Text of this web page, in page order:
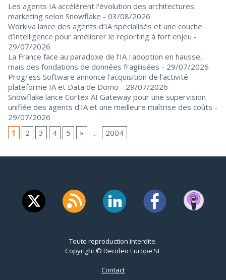
Les agents IA accélèrent l'évolution des architectures
marketing selon Snowflake - 03/08/2026
Workiva lance des agents d’IA spécialisés et une couche
d’intelligence pour améliorer le reporting à fort enjeu -
29/07/2026
La France face au paradoxe de l’IA : adoption en hausse,
mais des fondations de données fragilisées - 29/07/2026
Progress Software annonce l'acquisition de l’activité
plateforme IA et Data de Domo - 29/07/2026
Snowflake lance Cortex AI Gateway pour une supervision
unifiée des agents d'IA et une meilleure maîtrise des coûts -
29/07/2026
1
2 3 4 5 » ... 2004
Toute reproduction interdite.
Copyright © Decideo Europe SL
Contact